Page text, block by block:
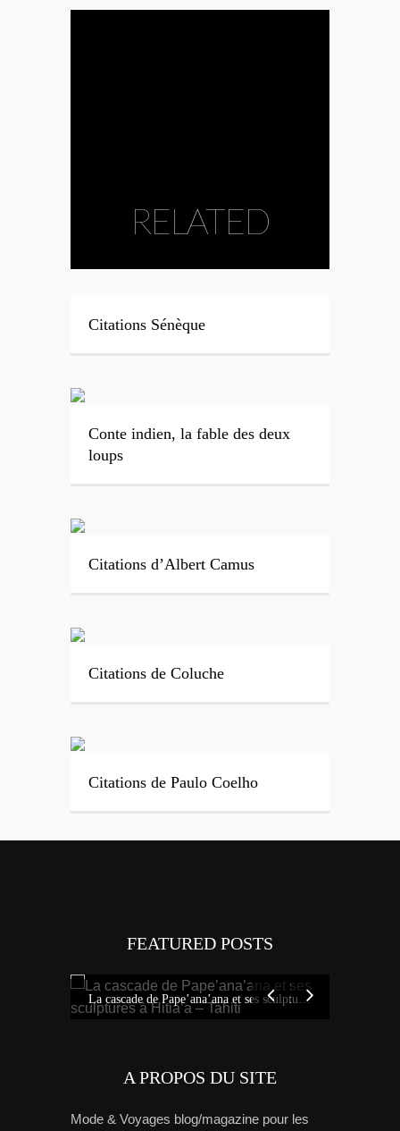
RELATED
Citations Sénèque
Conte indien, la fable des deux
loups
Citations d’Albert Camus
Citations de Coluche
Citations de Paulo Coelho
FEATURED POSTS
La cascade de Pape’ana’ana et ses sculptures à Hitia’a – Tahiti
A PROPOS DU SITE
Mode & Voyages blog/magazine pour les